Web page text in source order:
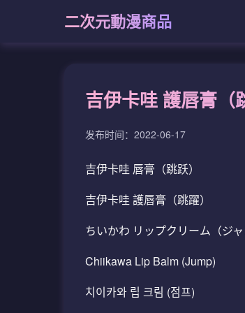
二次元動漫商品
吉伊卡哇 護唇膏（
发布时间：2022-06-17
吉伊卡哇 唇膏（跳跃）
吉伊卡哇 護唇膏（跳躍）
ちいかわ リップクリーム（ジャ
Chiikawa Lip Balm (Jump)
치이카와 립 크림 (점프)